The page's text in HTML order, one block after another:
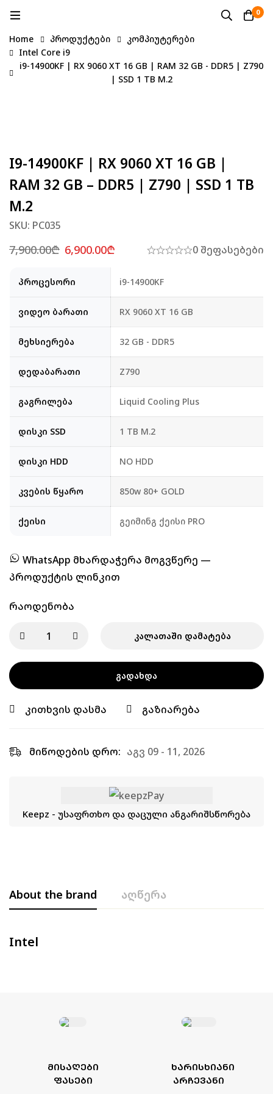
0
Home პროდუქტები
კომპიუტერები
Intel Core i9
i9-14900KF | RX 9060 XT 16 GB | RAM 32 GB - DDR5 | Z790
| SSD 1 TB M.2
I9-14900KF | RX 9060 XT 16 GB |
RAM 32 GB – DDR5 | Z790 | SSD 1 TB
M.2
SKU: PC035
7,900.00₾ 6,900.00₾ 0 შეფასებები
პროცესორი i9-14900KF
ვიდეო ბარათი RX 9060 XT 16 GB
მეხსიერება 32 GB - DDR5
დედაბარათი Z790
გაგრილება Liquid Cooling Plus
დისკი SSD 1 TB M.2
დისკი HDD NO HDD
კვების წყარო 850w 80+ GOLD
ქეისი გეიმინგ ქეისი PRO
WhatsApp მხარდაჭერა მოგვწერე —
პროდუქტის ლინკით
Რაოდენობა
ᲙᲐᲚᲐᲗᲐᲨᲘ ᲓᲐᲛᲐᲢᲔᲑᲐ
ᲒᲐᲓᲐᲮᲓᲐ
კითხვის დასმა გაზიარება
მიწოდების დრო: აგვ 09 - 11, 2026
Keepz - უსაფრთხო და დაცული ანგარიშსწორება
About the brand აღწერა
Intel
ᲮᲐᲠᲘᲡᲮᲘᲐᲜᲘ
ᲐᲠᲩᲔᲕᲐᲜᲘ
ᲛᲘᲡᲐᲦᲔᲑᲘ
ᲤᲐᲡᲔᲑᲘ